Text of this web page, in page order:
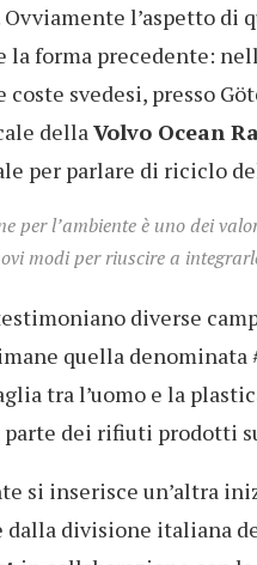
Ovviamente l’aspetto di
la forma precedente:
svedesi, presso
della Volvo Ocean
per parlare di riciclo
per l’ambiente è uno dei
modi per riuscire a
diverse
quella denominata
tra l’uomo e la
parte dei rifiuti prodotti
si inserisce un’altra
divisione italiana